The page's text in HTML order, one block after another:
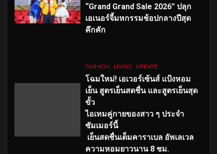
“Grand Grand Sale 2026” ปลุก
เอเนอร์จี้มหกรรมช้อปกลางปีสุด
คึกคัก
FASHION LIVING UPDATE
โฉมใหม่! เอเวอร์เซ้นส์ แป้งหอม
เย็น สูตรเย็นสดชื่น และสูตรเย็นสุด
ขั้ว
ไอเทมคู่กายของสาว ๆ ประจำ
ซัมเมอร์นี้
เย็นสดชื่นเต็มคาราเบล อัพเลเวล
ความหอมยาวนาน 8 ชม.